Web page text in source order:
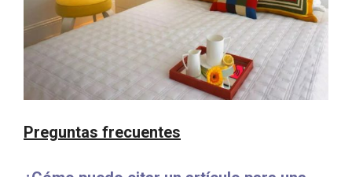
Preguntas frecuentes